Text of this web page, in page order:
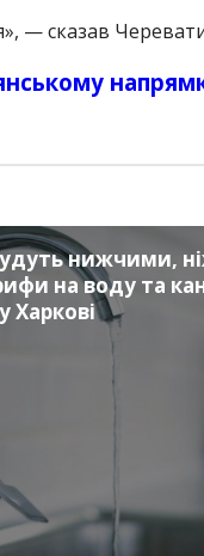
— сказав
нижчими,
на воду та
Харкові